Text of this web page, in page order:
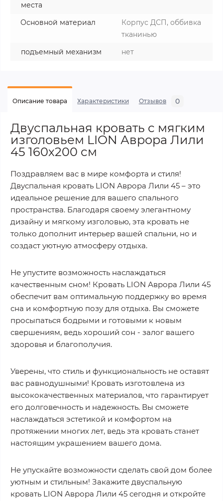
места
Основной материал
Корпус ДСП, оббивка
тканинью
подъемный механизм
нет
Описание товара Характеристики Отзывов 0
Двуспальная кровать с мягким
изголовьем LION Аврора Лили
45 160х200 см
Поздравляем вас в мире комфорта и стиля!
Двуспальная кровать LION Аврора Лили 45 – это
идеальное решение для вашего спального
пространства. Благодаря своему элегантному
дизайну и мягкому изголовью, эта кровать не
только дополнит интерьер вашей спальни, но и
создаст уютную атмосферу отдыха.
Не упустите возможность наслаждаться
качественным сном! Кровать LION Аврора Лили 45
обеспечит вам оптимальную поддержку во время
сна и комфортную позу для отдыха. Вы сможете
просыпаться бодрыми и готовыми к новым
свершениям, ведь хороший сон - залог вашего
здоровья и благополучия.
Уверены, что стиль и функциональность не оставят
вас равнодушными! Кровать изготовлена из
высококачественных материалов, что гарантирует
его долговечность и надежность. Вы сможете
наслаждаться эстетикой и комфортом на
протяжении многих лет, ведь эта кровать станет
настоящим украшением вашего дома.
Не упускайте возможности сделать свой дом более
уютным и стильным! Закажите двуспальную
кровать LION Аврора Лили 45 сегодня и откройте